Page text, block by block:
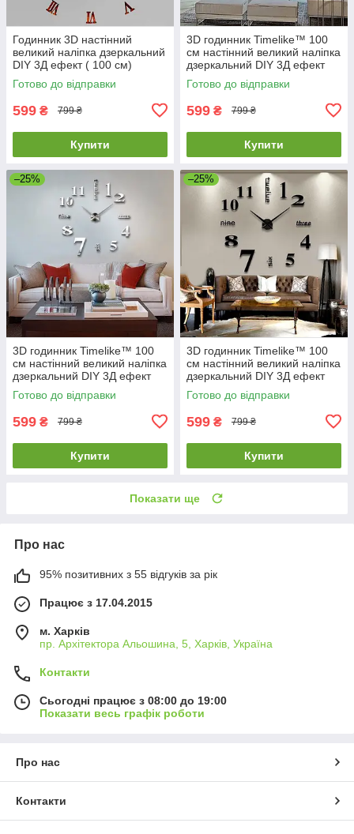
Годинник 3D настінний
великий наліпка дзеркальний
DIY 3Д ефект ( 100 см)
Римські-Cu-100 бронзовий
мідний
Готово до відправки
599 ₴ 799 ₴
Купити
3D годинник Timelike™ 100
см настінний великий наліпка
дзеркальний DIY 3Д ефект
Арабські2-S сріблястий
Готово до відправки
599 ₴ 799 ₴
Купити
–25%
3D годинник Timelike™ 100
см настінний великий наліпка
дзеркальний DIY 3Д ефект
Написи-S сріблястий
Готово до відправки
599 ₴ 799 ₴
Купити
–25%
3D годинник Timelike™ 100
см настінний великий наліпка
дзеркальний DIY 3Д ефект
Написи-B чорний
Готово до відправки
599 ₴ 799 ₴
Купити
Показати ще
Про нас
95% позитивних з 55 відгуків за рік
Працює з 17.04.2015
м. Харків
пр. Архітектора Альошина, 5, Харків, Україна
Контакти
Сьогодні працює з 08:00 до 19:00
Показати весь графік роботи
Про нас
Контакти